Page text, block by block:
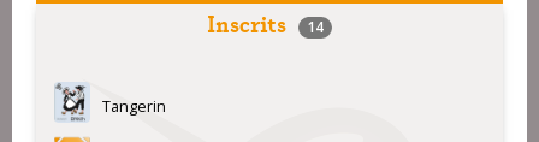
Inscrits 14
Tangerin